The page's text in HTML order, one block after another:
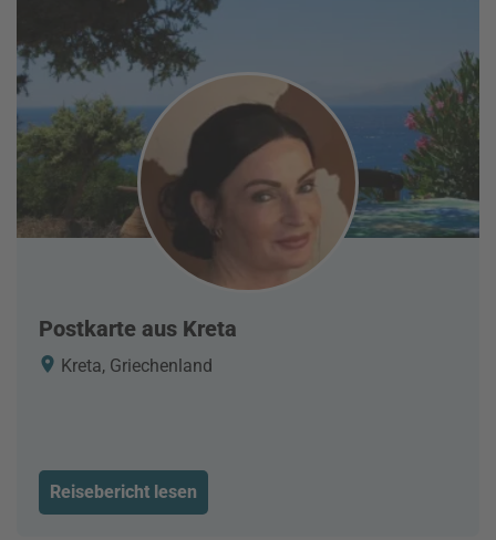
Postkarte aus Kreta
Kreta, Griechenland
Reisebericht lesen